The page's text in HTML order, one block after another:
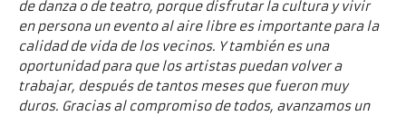
de danza o de teatro, porque disfrutar la cultura y vivir
en persona un evento al aire libre es importante para la
calidad de vida de los vecinos. Y también es una
oportunidad para que los artistas puedan volver a
trabajar, después de tantos meses que fueron muy
duros. Gracias al compromiso de todos, avanzamos un